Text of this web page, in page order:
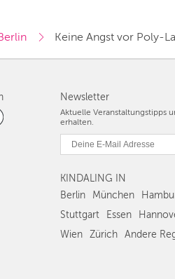
Keine Angst vor Poly-
Newsletter
Aktuelle Veranstaltungstipps
erhalten.
KINDALING IN
Berlin
München
Stuttgart
Essen
Wien
Zürich Andere